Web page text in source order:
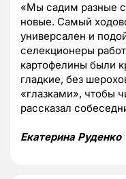
«Мы садим разные
новые. Самый
универсален и
селекционеры
картофелины были
гладкие, без
«глазками», чтобы
рассказал
Екатерина Руденко